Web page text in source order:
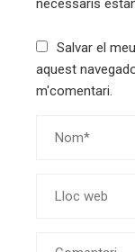
necessaris
Salvar el
aquest
m'comentari.